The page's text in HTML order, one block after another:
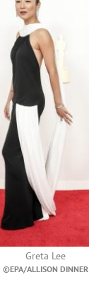
Greta Lee
©EPA/ALLISON DINNER